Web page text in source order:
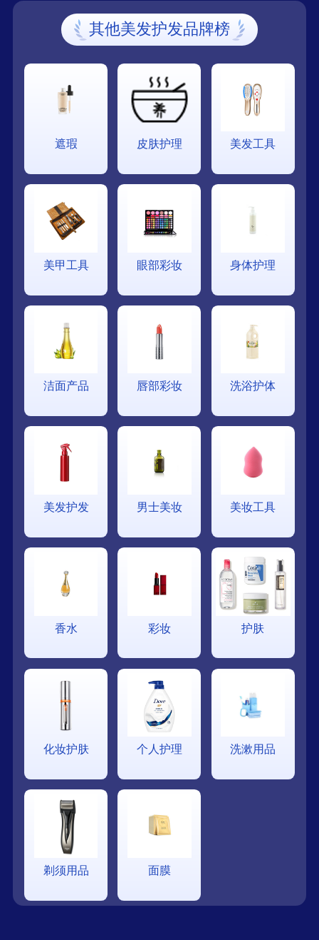
其他美发护发品牌榜
遮瑕 皮肤护理 美发工具
美甲工具 眼部彩妆 身体护理
洁面产品 唇部彩妆 洗浴护体
美发护发 男士美妆 美妆工具
香水 彩妆 护肤
化妆护肤 个人护理 洗漱用品
剃须用品 面膜